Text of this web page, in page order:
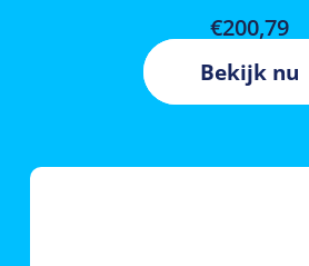
€200,79
Bekijk nu